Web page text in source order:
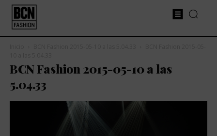
BCN Fashion 2015-05-10 a las
5.04.33